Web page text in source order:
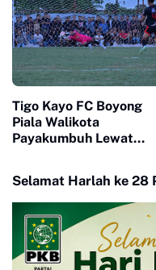
Tigo Kayo FC Boyong
Piala Walikota
Payakumbuh Lewat
Selamat Harlah ke 28